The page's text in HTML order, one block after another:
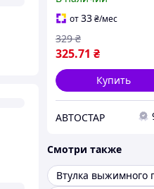
Caddy II/III/IV/T4/T5/
90-20 31410001701 ,
VIKA
от33₴/мес
325.71 ₴
329 ₴
Купить
АВТОСТАР
Смотри также